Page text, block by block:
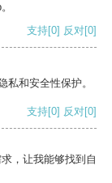
支持[0] 反对[0]
和安全性保护。
支持[0] 反对[0]
，让我能够找到自